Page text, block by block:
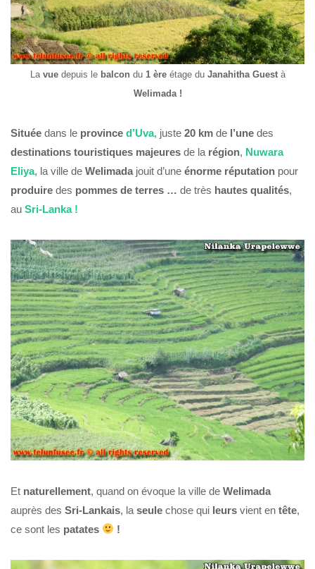
La vuedepuis le balcon du1 èreétage du Janahitha Guestà
Welimada !
Située dans le province d’Uva, juste 20 km de l’une des
destinations touristiques majeures de la région, Nuwara
Eliya, la ville de Welimada jouit d’une énorme réputation pour
produire des pommes de terres … de très hautes qualités,
au Sri-Lanka !
Et naturellement, quand on évoque la ville de Welimada
auprès des Sri-Lankais, la seule chose qui leurs vient en tête,
ce sont les patates !